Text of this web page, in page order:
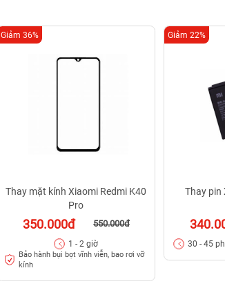
Thay mặt kính Xiaomi Redmi K40
Pro
350.000đ 550.000đ
Giảm 36%
1 - 2 giờ
Bảo hành bụi bọt vĩnh viễn, bao rơi vỡ
kính
Thay pin
Giảm 22%
30 - 45